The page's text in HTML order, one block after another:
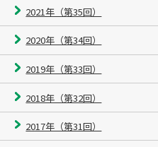
2021年（第35回）
2020年（第34回）
2019年（第33回）
2018年（第32回）
2017年（第31回）